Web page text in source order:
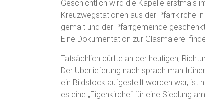
Geschichtlich wird die Kapelle erstmals
Kreuzwegstationen aus der Pfarrkirche
gemalt und der Pfarrgemeinde
Eine Dokumentation zur Glasmalerei
Tatsächlich dürfte an der heutigen,
Der Überlieferung nach sprach man
ein Bildstock aufgestellt worden war, ist
es eine „Eigenkirche“ für eine Siedlung